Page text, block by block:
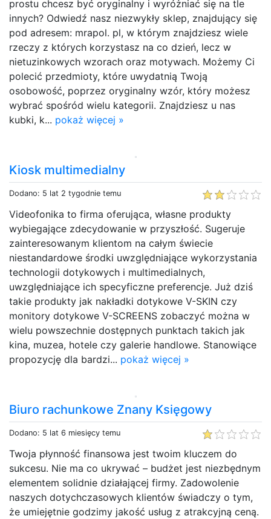
prostu chcesz być oryginalny i wyróżniać się na tle
innych? Odwiedź nasz niezwykły sklep, znajdujący się
pod adresem: mrapol. pl, w którym znajdziesz wiele
rzeczy z których korzystasz na co dzień, lecz w
nietuzinkowych wzorach oraz motywach. Możemy Ci
polecić przedmioty, które uwydatnią Twoją
osobowość, poprzez oryginalny wzór, który możesz
wybrać spośród wielu kategorii. Znajdziesz u nas
kubki, k... pokaż więcej »
Kiosk multimedialny
Dodano: 5 lat 2 tygodnie temu
Videofonika to firma oferująca, własne produkty
wybiegające zdecydowanie w przyszłość. Sugeruje
zainteresowanym klientom na całym świecie
niestandardowe środki uwzględniające wykorzystania
technologii dotykowych i multimedialnych,
uwzględniające ich specyficzne preferencje. Już dziś
takie produkty jak nakładki dotykowe V-SKIN czy
monitory dotykowe V-SCREENS zobaczyć można w
wielu powszechnie dostępnych punktach takich jak
kina, muzea, hotele czy galerie handlowe. Stanowiące
propozycję dla bardzi... pokaż więcej »
Biuro rachunkowe Znany Księgowy
Dodano: 5 lat 6 miesięcy temu
Twoja płynność finansowa jest twoim kluczem do
sukcesu. Nie ma co ukrywać – budżet jest niezbędnym
elementem solidnie działającej firmy. Zadowolenie
naszych dotychczasowych klientów świadczy o tym,
że umiejętnie godzimy jakość usług z atrakcyjną ceną.